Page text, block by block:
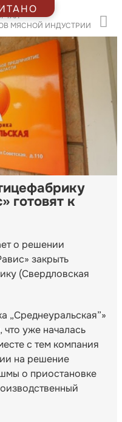
МЯСНОЙ ИНДУСТРИИ
готовят к
о решении
закрыть
(Свердловская
уже началась
с тем компания
на решение
о приостановке